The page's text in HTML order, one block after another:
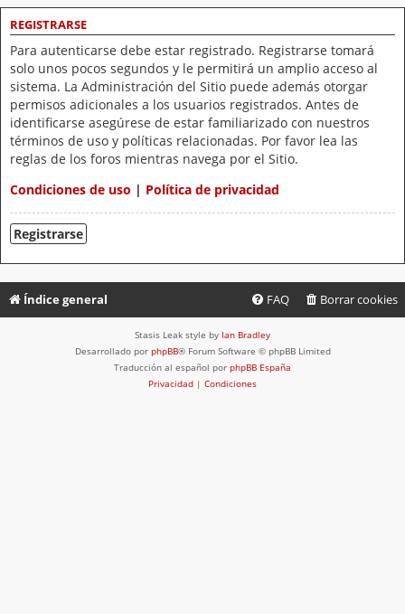
REGISTRARSE
Para autenticarse debe estar registrado. Registrarse tomará
solo unos pocos segundos y le permitirá un amplio acceso al
sistema. La Administración del Sitio puede además otorgar
permisos adicionales a los usuarios registrados. Antes de
identificarse asegúrese de estar familiarizado con nuestros
términos de uso y políticas relacionadas. Por favor lea las
reglas de los foros mientras navega por el Sitio.
Condiciones de uso | Política de privacidad
Registrarse
Índice general Borrar cookies
FAQ
Stasis Leak style by Ian Bradley
Desarrollado por phpBB® Forum Software © phpBB Limited
Traducción al español por phpBB España
Privacidad | Condiciones